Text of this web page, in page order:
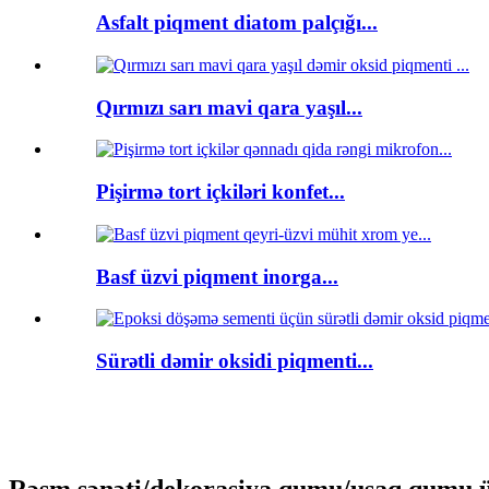
Asfalt piqment diatom palçığı...
Qırmızı sarı mavi qara yaşıl...
Pişirmə tort içkiləri konfet...
Basf üzvi piqment inorga...
Sürətli dəmir oksidi piqmenti...